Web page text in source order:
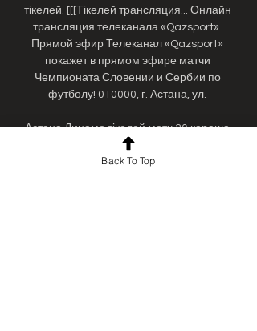
тікелей. [[[Тікелей трансляция... Онлайн
трансляция телеканала «Qazsport».
Прямой эфир Телеканал «Qazsport»
покажет в прямом эфире матчи
Чемпионата Словении и Сербии по
футболу! 010000, г. Астана, ул.
Астана Динамо тікелей матч 30 қараша
2023 Тегін 2023 ж. 30 қар. — Астана
Динамо тікелей матч 30 қараша 2023 Тегін
Back To Top